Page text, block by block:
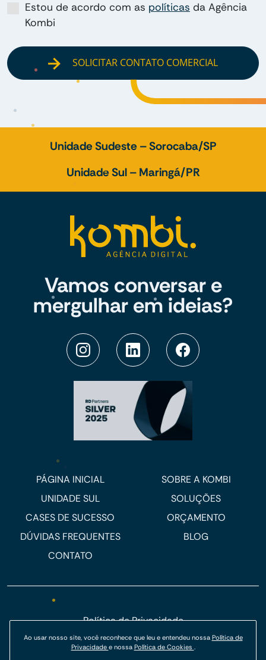
Estou de acordo com as políticas da Agência
Kombi
SOLICITAR CONTATO COMERCIAL
Unidade Sudeste – Sorocaba/SP
Unidade Sul – Maringá/PR
Vamos conversar e
mergulhar em ideias?
PÁGINA INICIAL
SOBRE A KOMBI
UNIDADE SUL
SOLUÇÕES
CASES DE SUCESSO
ORÇAMENTO
DÚVIDAS FREQUENTES
BLOG
CONTATO
Política de Privacidade
Política de Cookies
Ao usar nosso site, você reconhece que leu e entendeu nossa Política de
Privacidade e nossa Política de Cookies .